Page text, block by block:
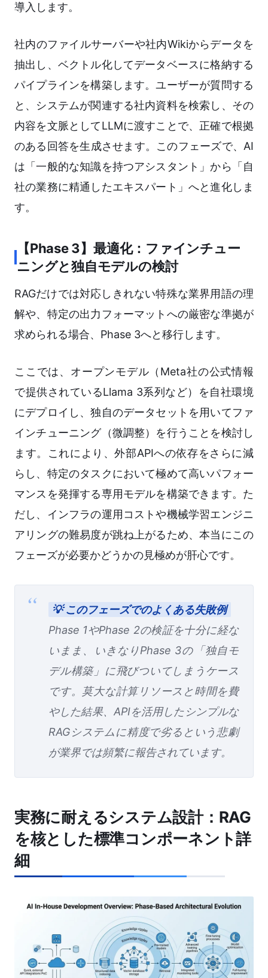
導入します。
社内のファイルサーバーや社内Wikiからデータを
抽出し、ベクトル化してデータベースに格納する
パイプラインを構築します。ユーザーが質問する
と、システムが関連する社内資料を検索し、その
内容を文脈としてLLMに渡すことで、正確で根拠
のある回答を生成させます。このフェーズで、AI
は「一般的な知識を持つアシスタント」から「自
社の業務に精通したエキスパート」へと進化しま
す。
【Phase 3】最適化：ファインチュー
ニングと独自モデルの検討
RAGだけでは対応しきれない特殊な業界用語の理
解や、特定の出力フォーマットへの厳密な準拠が
求められる場合、Phase 3へと移行します。
ここでは、オープンモデル（Meta社の公式情報
で提供されているLlama 3系列など）を自社環境
にデプロイし、独自のデータセットを用いてファ
インチューニング（微調整）を行うことを検討し
ます。これにより、外部APIへの依存をさらに減
らし、特定のタスクにおいて極めて高いパフォー
マンスを発揮する専用モデルを構築できます。た
だし、インフラの運用コストや機械学習エンジニ
アリングの難易度が跳ね上がるため、本当にこの
フェーズが必要かどうかの見極めが肝心です。
💡 このフェーズでのよくある失敗例
Phase 1やPhase 2の検証を十分に経な
いまま、いきなりPhase 3の「独自モ
デル構築」に飛びついてしまうケース
です。莫大な計算リソースと時間を費
やした結果、APIを活用したシンプルな
RAGシステムに精度で劣るという悲劇
が業界では頻繁に報告されています。
実務に耐えるシステム設計：RAG
を核とした標準コンポーネント詳
細